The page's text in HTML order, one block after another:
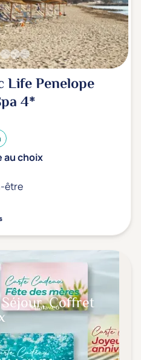
Life Penelope
4*
au choix
être
Coffret